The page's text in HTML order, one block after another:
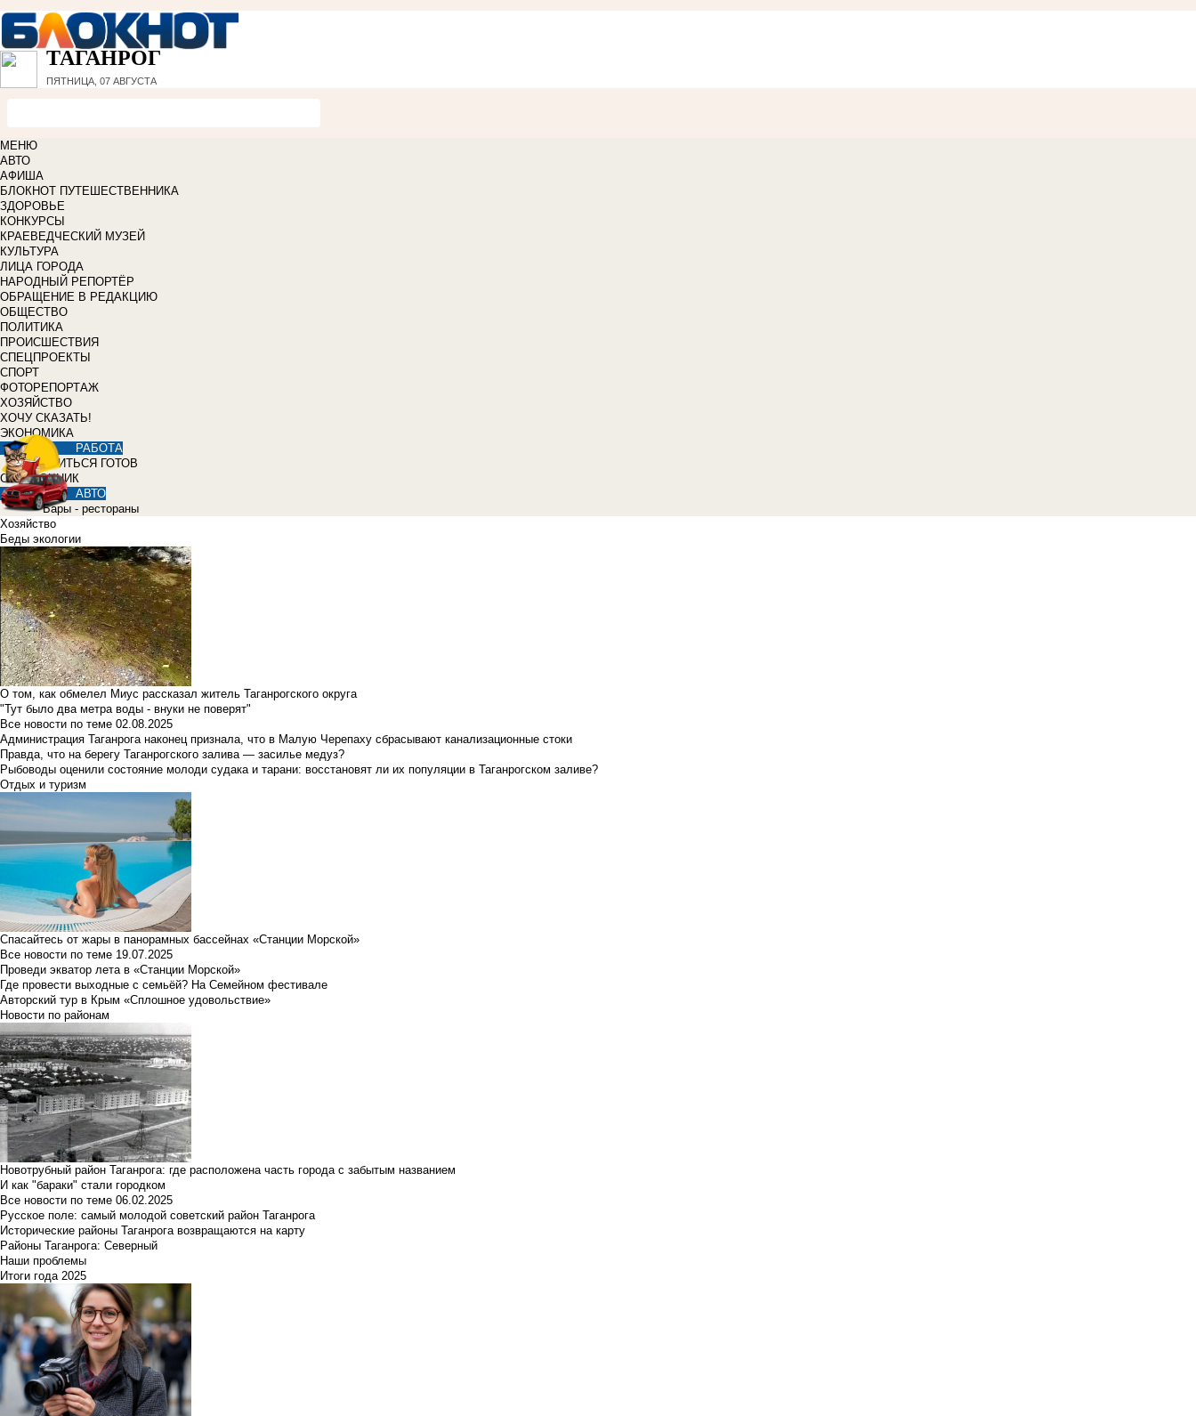
ТАГАНРОГ
ПЯТНИЦА, 07 АВГУСТА
МЕНЮ
АВТО
АФИША
БЛОКНОТ ПУТЕШЕСТВЕННИКА
ЗДОРОВЬЕ
КОНКУРСЫ
КРАЕВЕДЧЕСКИЙ МУЗЕЙ
КУЛЬТУРА
ЛИЦА ГОРОДА
НАРОДНЫЙ РЕПОРТЁР
ОБРАЩЕНИЕ В РЕДАКЦИЮ
ОБЩЕСТВО
ПОЛИТИКА
ПРОИСШЕСТВИЯ
СПЕЦПРОЕКТЫ
СПОРТ
ФОТОРЕПОРТАЖ
ХОЗЯЙСТВО
ХОЧУ СКАЗАТЬ!
ЭКОНОМИКА
РАБОТА
УЧИТЬСЯ ГОТОВ
СПРАВОЧНИК
АВТО
Бары - рестораны
Хозяйство
Беды экологии
О том, как обмелел Миус рассказал житель Таганрогского округа
"Тут было два метра воды - внуки не поверят"
Все новости по теме 02.08.2025
Администрация Таганрога наконец признала, что в Малую Черепаху сбрасывают канализационные стоки
Правда, что на берегу Таганрогского залива — засилье медуз?
Рыбоводы оценили состояние молоди судака и тарани: восстановят ли их популяции в Таганрогском заливе?
Отдых и туризм
Спасайтесь от жары в панорамных бассейнах «Станции Морской»
Все новости по теме 19.07.2025
Проведи экватор лета в «Станции Морской»
Где провести выходные с семьёй? На Семейном фестивале
Авторский тур в Крым «Сплошное удовольствие»
Новости по районам
Новотрубный район Таганрога: где расположена часть города с забытым названием
И как "бараки" стали городком
Все новости по теме 06.02.2025
Русское поле: самый молодой советский район Таганрога
Исторические районы Таганрога возвращаются на карту
Районы Таганрога: Северный
Наши проблемы
Итоги года 2025